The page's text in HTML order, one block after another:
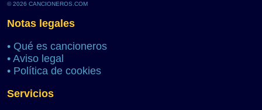
© 2026 CANCIONEROS.COM
Notas legales
• Qué es cancioneros
• Aviso legal
• Política de cookies
Servicios